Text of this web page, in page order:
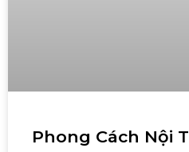
Phong Cách Nội